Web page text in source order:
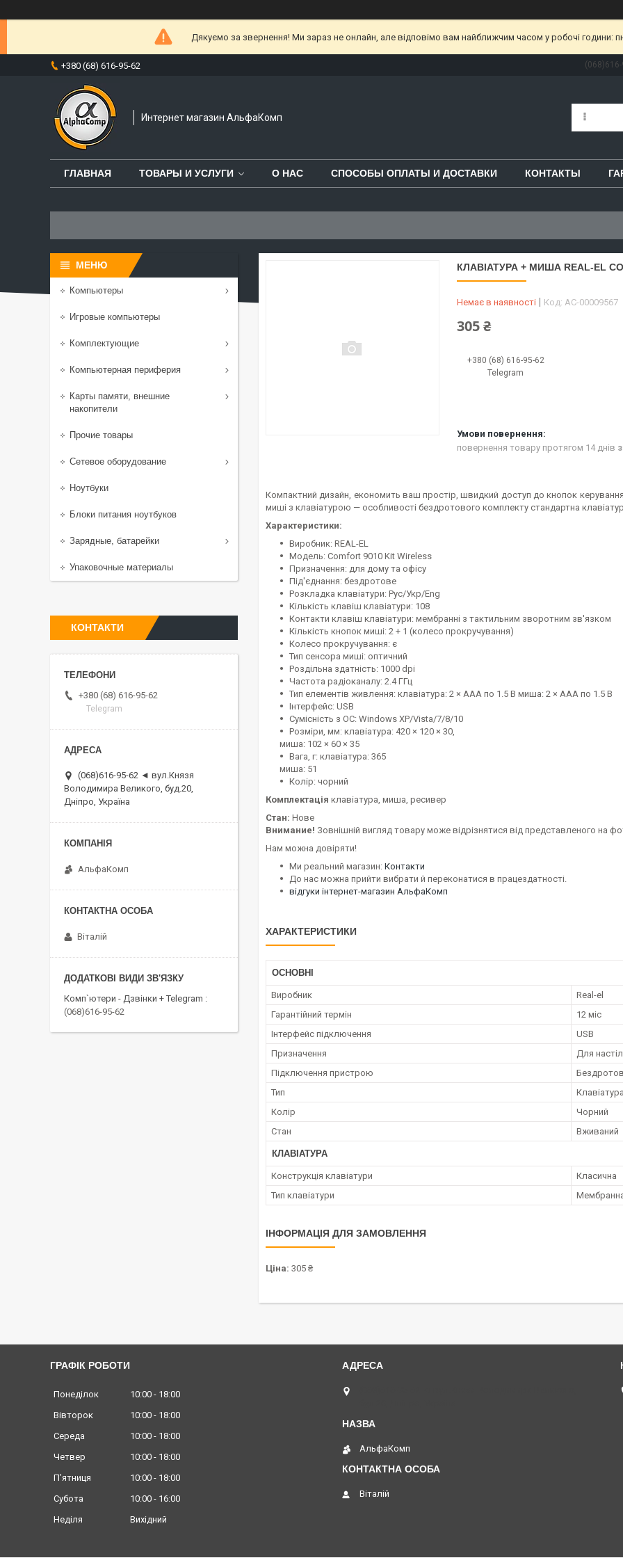
Дякуємо за звернення! Ми зараз не онлайн, але відповімо вам найближчим часом у робочі години:
+380 (68) 616-95-62
Интернет магазин АльфаКомп
ГЛАВНАЯ ТОВАРЫ И УСЛУГИ О НАС СПОСОБЫ ОПЛАТЫ И ДОСТАВКИ КОНТАКТЫ
КЛАВІАТУРА + МИША REAL-EL
Немає в наявності Код: AC-00009567
305 ₴
+380 (68) 616-95-62
Telegram
повернення товару протягом 14 днів
Компактний дизайн, економить ваш простір, швидкий доступ до кнопок
миші з клавіатурою — особливості бездротового комплекту стандартна
Характеристики:
Виробник: REAL-EL
Модель: Comfort 9010 Kit Wireless
Призначення: для дому та офісу
Під'єднання: бездротове
Розкладка клавіатури: Рус/Укр/Eng
Кількість клавіш клавіатури: 108
Контакти клавіш клавіатури: мембранні з тактильним зворотним зв'язком
Кількість кнопок миші: 2 + 1 (колесо прокручування)
Колесо прокручування: є
Тип сенсора миші: оптичний
Роздільна здатність: 1000 dpi
Частота радіоканалу: 2.4 ГГц
Тип елементів живлення: клавіатура: 2 × AAA по 1.5 В миша: 2 × AAA по 1.5 В
Інтерфейс: USB
Сумісність з ОС: Windows XP/Vista/7/8/10
Розміри, мм: клавіатура: 420 × 120 × 30,
миша: 102 × 60 × 35
Вага, г: клавіатура: 365
миша: 51
Колір: чорний
Комплектація клавіатура, миша, ресивер
Стан: Нове
Внимание! Зовнішній вигляд товару може відрізнятися від представленого на
Нам можна довіряти!
Ми реальний магазин: Контакти
До нас можна прийти вибрати й переконатися в працездатності.
відгуки інтернет-магазин АльфаКомп
ХАРАКТЕРИСТИКИ
ОСНОВНІ
Виробник
Real-el
Гарантійний термін
12 міс
Інтерфейс підключення
USB
Призначення
Для
Підключення пристрою
Тип
Колір
Чорний
Стан
Вживаний
КЛАВІАТУРА
Конструкція клавіатури
Класична
Тип клавіатури
ІНФОРМАЦІЯ ДЛЯ ЗАМОВЛЕННЯ
Ціна: 305 ₴
Компьютеры
Игровые компьютеры
Комплектующие
Компьютерная периферия
Карты памяти, внешние
накопители
Прочие товары
Сетевое оборудование
Ноутбуки
Блоки питания ноутбуков
Зарядные, батарейки
Упаковочные материалы
КОНТАКТИ
+380 (68) 616-95-62
Telegram
(068)616-95-62 ◄ вул.Князя
Володимира Великого, буд.20,
Дніпро, Україна
АльфаКомп
Віталій
Комп`ютери - Дзвінки + Telegram
(068)616-95-62
ГРАФІК РОБОТИ
Понеділок 10:00
18:00
Вівторок
10:00
18:00
Середа
10:00
18:00
Четвер
10:00
18:00
Пʼятниця
10:00
18:00
Субота
10:00
16:00
Неділя
Вихідний
АльфаКомп
Віталій